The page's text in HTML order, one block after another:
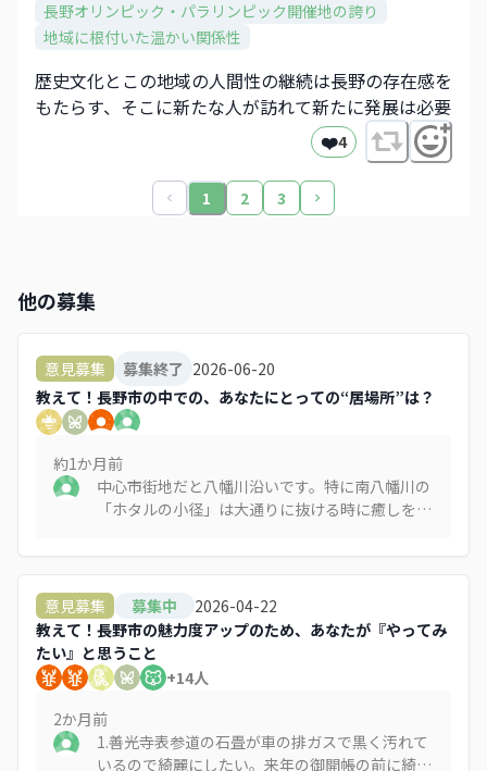
長野オリンピック・パラリンピック開催地の誇り
地域に根付いた温かい関係性
歴史文化とこの地域の人間性の継続は長野の存在感を
もたらす、そこに新たな人が訪れて新たに発展は必要
❤️4
1 2 3
他の募集
意見募集 募集終了 2026-06-20
教えて！長野市の中での、あなたにとっての“居場所”は？
約1か月前
中心市街地だと八幡川沿いです。特に南八幡川の
「ホタルの小径」は大通りに抜ける時に癒しを求
後の街づくりとして用水の開放・整備を進めて、
歩いて楽しい（そして癒される）市街地になって
ほしいです。
意見募集 募集中
2026-04-22
教えて！長野市の魅力度アップのため、あなたが『やってみ
たい』と思うこと
+14人
2か月前
1.善光寺表参道の石畳が車の排ガスで黒く汚れて
いるので綺麗にしたい。来年の御開帳の前に綺麗